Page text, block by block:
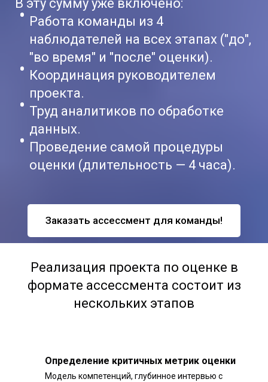
В эту сумму уже включено:
Работа команды из 4
наблюдателей на всех этапах ("до",
"во время" и "после" оценки).
Координация руководителем
проекта.
Труд аналитиков по обработке
данных.
Проведение самой процедуры
оценки (длительность — 4 часа).
Заказать ассессмент для команды!
Реализация проекта по оценке в
формате ассессмента состоит из
нескольких этапов
Определение критичных метрик оценки
Модель компетенций, глубинное интервью с